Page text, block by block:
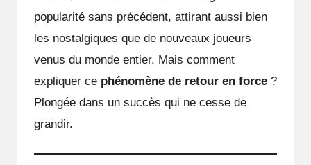
popularité sans précédent, attirant aussi bien
les nostalgiques que de nouveaux joueurs
venus du monde entier. Mais comment
expliquer ce phénomène de retour en force ?
Plongée dans un succès qui ne cesse de
grandir.